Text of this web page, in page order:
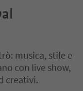
musica, stile e
con live show,
creativi.